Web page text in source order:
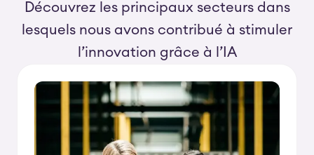
Découvrez les principaux secteurs dans
lesquels nous avons contribué à stimuler
l’innovation grâce à l’IA